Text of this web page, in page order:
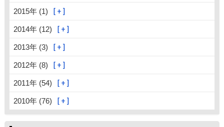
2015年 (1)
2014年 (12)
2013年 (3)
2012年 (8)
2011年 (54)
2010年 (76)